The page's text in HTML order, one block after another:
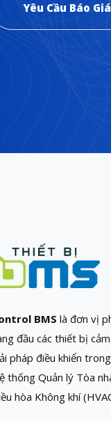
Yêu Cầu Báo Giá
BMS là đơn vị
đầu các thiết bị
pháp điều khiển
thống Quản lý Tòa
hòa Không khí